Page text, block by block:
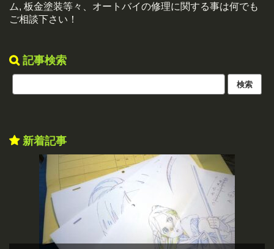
ム, 板金塗装等々、オートバイの修理に関する事は何でも
ご相談下さい！
記事検索
新着記事